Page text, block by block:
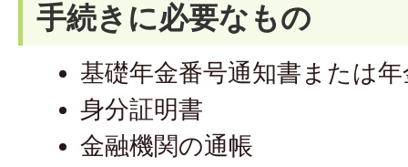
手続きに必要なもの
基礎年金番号通知書または
身分証明書
金融機関の通帳